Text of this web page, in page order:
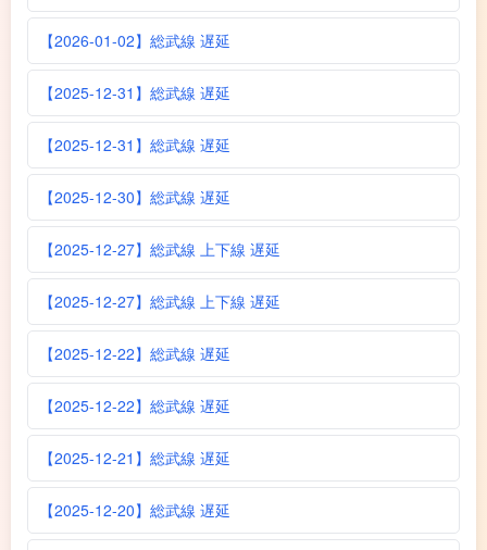
【2026-01-02】総武線 遅延
【2025-12-31】総武線 遅延
【2025-12-31】総武線 遅延
【2025-12-30】総武線 遅延
【2025-12-27】総武線 上下線 遅延
【2025-12-27】総武線 上下線 遅延
【2025-12-22】総武線 遅延
【2025-12-22】総武線 遅延
【2025-12-21】総武線 遅延
【2025-12-20】総武線 遅延